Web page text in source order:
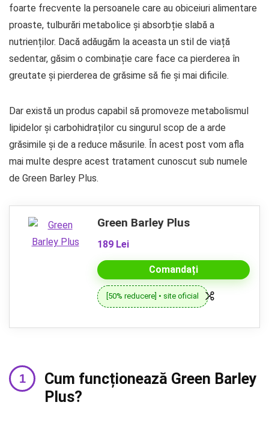
foarte frecvente la persoanele care au obiceiuri alimentare
proaste, tulburări metabolice și absorbție slabă a
nutrienților. Dacă adăugăm la aceasta un stil de viață
sedentar, găsim o combinație care face ca pierderea în
greutate și pierderea de grăsime să fie și mai dificile.
Dar există un produs capabil să promoveze metabolismul
lipidelor și carbohidraților cu singurul scop de a arde
grăsimile și de a reduce măsurile. În acest post vom afla
mai multe despre acest tratament cunoscut sub numele
de Green Barley Plus.
Green Barley Plus
189 Lei
Comandați
[50% reducere] • site oficial
Cum funcționează Green Barley
Plus?